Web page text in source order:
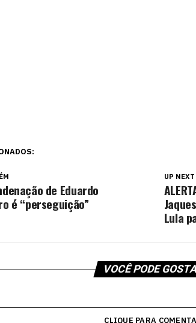
UP NEXT
Lula
de Eduardo
é “perseguição”
VOCÊ PODE